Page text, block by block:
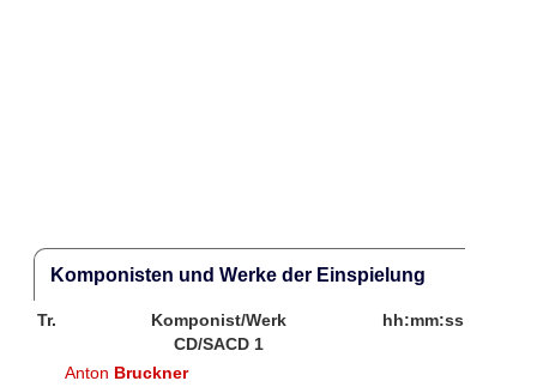
Komponisten und Werke der Einspielung
Tr. Komponist/Werk
hh:mm:ss
CD/SACD 1
Anton Bruckner